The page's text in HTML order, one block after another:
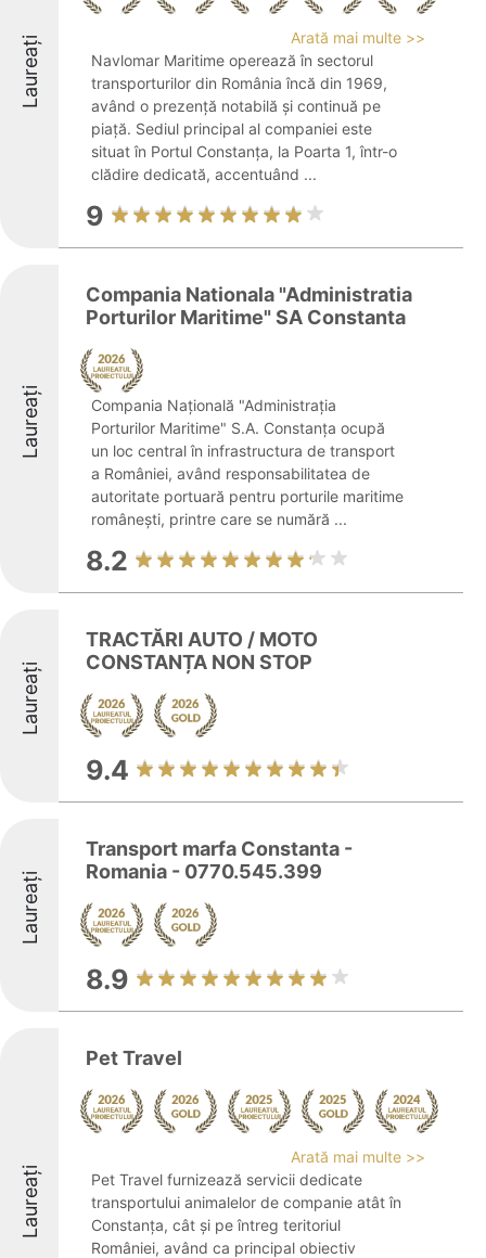
Laureați
Arată mai multe >>
Navlomar Maritime operează în sectorul
transporturilor din România încă din 1969,
având o prezență notabilă și continuă pe
piață. Sediul principal al companiei este
situat în Portul Constanța, la Poarta 1, într-o
clădire dedicată, accentuând ...
9
Laureați
Compania Nationala "Administratia
Porturilor Maritime" SA Constanta
Compania Națională "Administrația
Porturilor Maritime" S.A. Constanța ocupă
un loc central în infrastructura de transport
a României, având responsabilitatea de
autoritate portuară pentru porturile maritime
românești, printre care se numără ...
8.2
Laureați
TRACTĂRI AUTO / MOTO
CONSTANȚA NON STOP
9.4
Laureați
Transport marfa Constanta -
Romania - 0770.545.399
8.9
Laureați
Pet Travel
Arată mai multe >>
Pet Travel furnizează servicii dedicate
transportului animalelor de companie atât în
Constanța, cât și pe întreg teritoriul
României, având ca principal obiectiv